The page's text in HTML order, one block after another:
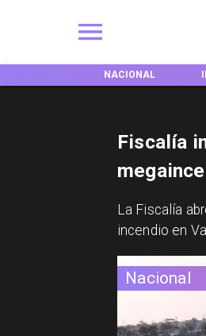
NACIONAL
Nacional
Fiscalía
La Fiscalía
incendio en